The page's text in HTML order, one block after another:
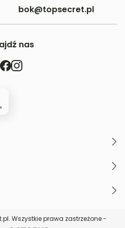
bok@topsecret.pl
nas
sklepów
Wszystkie prawa zastrzeżone -